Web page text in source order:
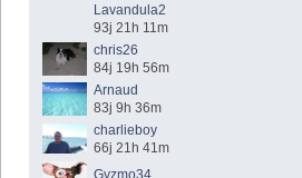
Lavandula2
93j 21h 11m
chris26
84j 19h 56m
Arnaud
83j 9h 36m
charlieboy
66j 21h 41m
Gyzmo34